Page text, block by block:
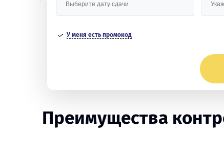
У меня есть промокод
Преимущества